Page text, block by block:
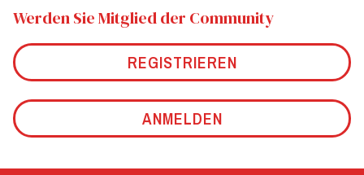
Werden Sie Mitglied der Community
REGISTRIEREN
ANMELDEN